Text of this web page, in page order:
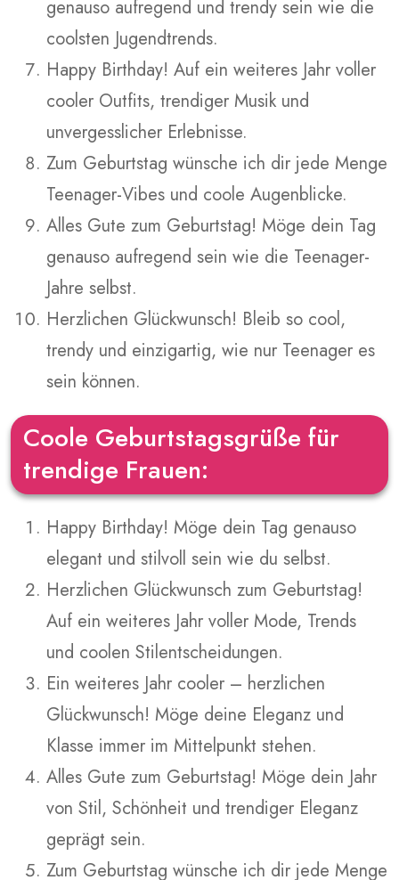
genauso aufregend und trendy sein wie die
coolsten Jugendtrends.
Happy Birthday! Auf ein weiteres Jahr voller
cooler Outfits, trendiger Musik und
unvergesslicher Erlebnisse.
Zum Geburtstag wünsche ich dir jede Menge
Teenager-Vibes und coole Augenblicke.
Alles Gute zum Geburtstag! Möge dein Tag
genauso aufregend sein wie die Teenager-
Jahre selbst.
Herzlichen Glückwunsch! Bleib so cool,
trendy und einzigartig, wie nur Teenager es
sein können.
Coole Geburtstagsgrüße für
trendige Frauen:
Happy Birthday! Möge dein Tag genauso
elegant und stilvoll sein wie du selbst.
Herzlichen Glückwunsch zum Geburtstag!
Auf ein weiteres Jahr voller Mode, Trends
und coolen Stilentscheidungen.
Ein weiteres Jahr cooler – herzlichen
Glückwunsch! Möge deine Eleganz und
Klasse immer im Mittelpunkt stehen.
Alles Gute zum Geburtstag! Möge dein Jahr
von Stil, Schönheit und trendiger Eleganz
geprägt sein.
Zum Geburtstag wünsche ich dir jede Menge